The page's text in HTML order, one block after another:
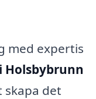
med expertis
Holsbybrunn
det